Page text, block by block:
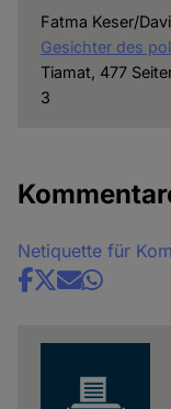
Fatma Keser/
Gesichter des
Tiamat, 477
3
Netiquette für
Share